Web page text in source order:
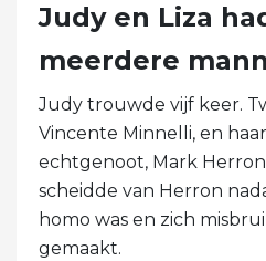
Judy en Liza
meerdere
Judy trouwde vijf keer.
Vincente Minnelli, en
echtgenoot, Mark
scheidde van Herron
homo was en zich
gemaakt.